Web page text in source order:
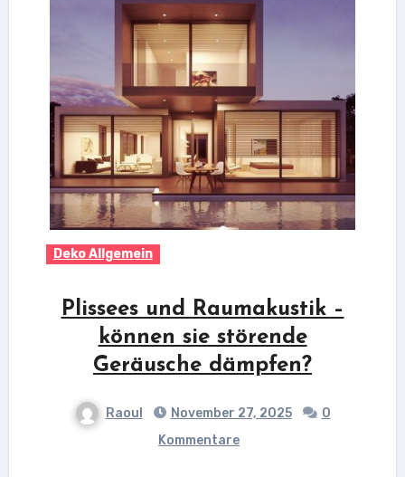
Deko Allgemein
Plissees und Raumakustik –
können sie störende
Geräusche dämpfen?
Raoul November 27, 2025
0
Kommentare